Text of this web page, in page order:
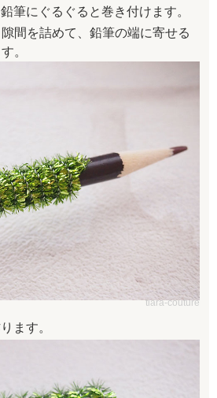
筆にぐるぐると巻き付けます。
間を詰めて、鉛筆の端に寄せる
。
tiara-couture
ます。